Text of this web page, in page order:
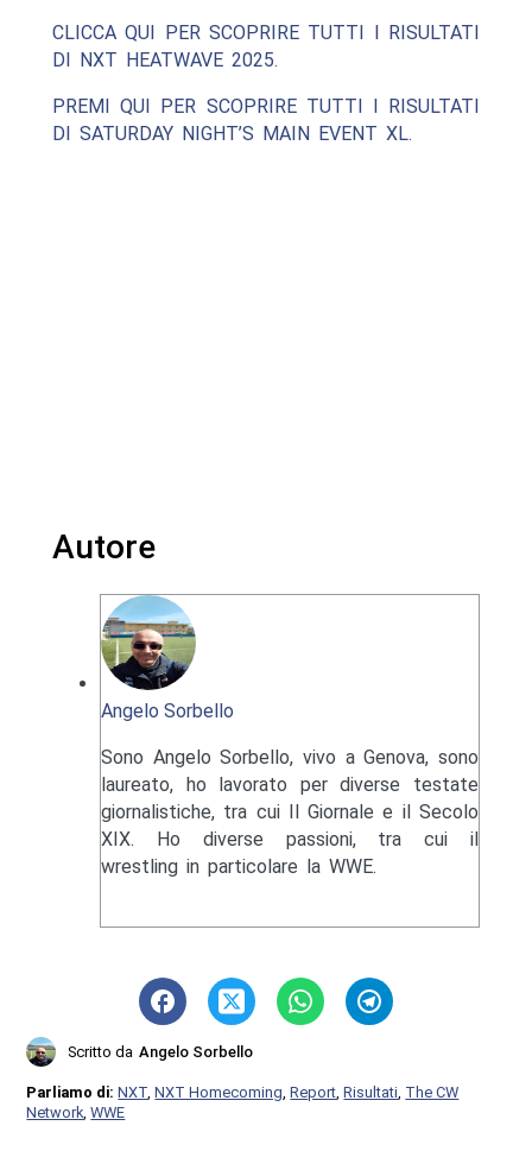
CLICCA QUI PER SCOPRIRE TUTTI I RISULTATI
DI NXT HEATWAVE 2025.
PREMI QUI PER SCOPRIRE TUTTI I RISULTATI
DI SATURDAY NIGHT’S MAIN EVENT XL.
Autore
Angelo Sorbello
Sono Angelo Sorbello, vivo a Genova, sono
laureato, ho lavorato per diverse testate
giornalistiche, tra cui Il Giornale e il Secolo
XIX. Ho diverse passioni, tra cui il
wrestling in particolare la WWE.
Scritto da Angelo Sorbello
Parliamo di:NXT ,NXT Homecoming ,Report ,Risultati The CW
Network ,WWE